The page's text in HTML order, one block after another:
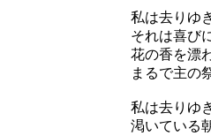
私は去りゆ
それは喜び
花の香を漂
まるで主の
私は去りゆ
渇いている